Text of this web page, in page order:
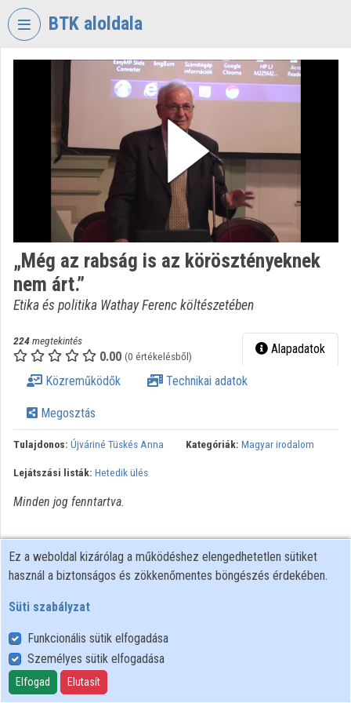
Fejléc kihagyása
BTK aloldala
VIDEO TORIUM
BÖLCSÉSZETTUDOMÁNYI
KUTATÓKÖZPONT
Intézményi kezdőlap
Bejelentkezés
Intézményi felfedezés
Kategóriák
Intézményi listák
Közreműködők
„Még az rabság is az körösztényeknek
nem árt.”
Etika és politika Wathay Ferenc költészetében
224megtekintés
0.00 (0 értékelésből) Alapadatok
Közreműködők Technikai adatok
Megosztás
Tulajdonos: Újváriné Tüskés Anna Kategóriák: Magyar irodalom
Lejátszási listák: Hetedik ülés
Minden jog fenntartva.
Felhasználói szabályzat
Adatkezelési tájékoztató
Süti szabályzat
Ez a weboldal kizárólag a működéshez elengedhetetlen sütiket
használ a biztonságos és zökkenőmentes böngészés érdekében.
Süti szabályzat
Funkcionális sütik elfogadása
Személyes sütik elfogadása
Elfogad Elutasít